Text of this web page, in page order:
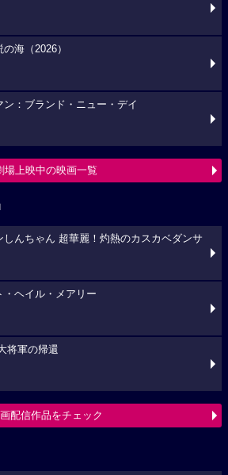
海（2026）
ン：ブランド・ニュー・デイ
場上映中の映画一覧
しんちゃん 超華麗！灼熱のカスカベダンサ
・ヘイル・メアリー
将軍の帰還
配信作品をチェック